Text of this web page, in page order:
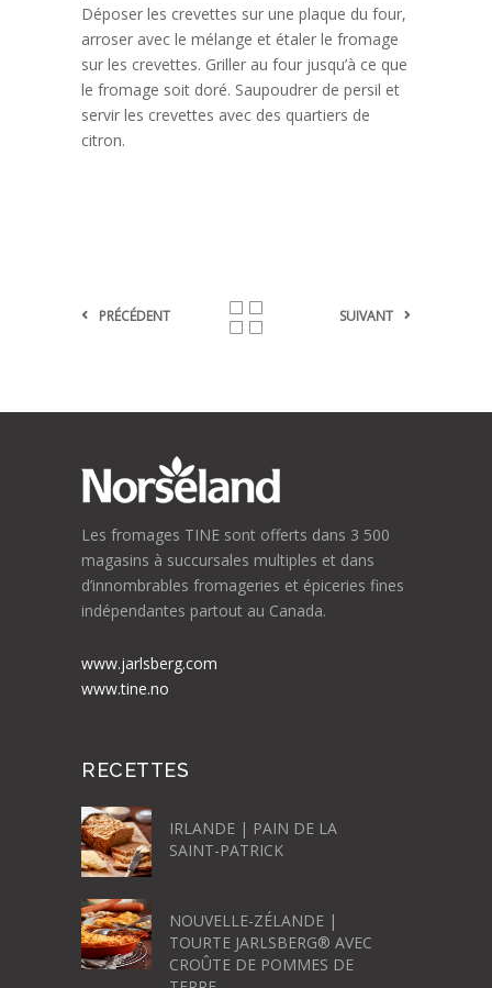
Déposer les crevettes sur une plaque du four,
arroser avec le mélange et étaler le fromage
sur les crevettes. Griller au four jusqu’à ce que
le fromage soit doré. Saupoudrer de persil et
servir les crevettes avec des quartiers de
citron.
PRÉCÉDENT SUIVANT
Les fromages TINE sont offerts dans 3 500
magasins à succursales multiples et dans
d’innombrables fromageries et épiceries fines
indépendantes partout au Canada.
www.jarlsberg.com
www.tine.no
RECETTES
IRLANDE | PAIN DE LA
SAINT-PATRICK
NOUVELLE-ZÉLANDE |
TOURTE JARLSBERG® AVEC
CROÛTE DE POMMES DE